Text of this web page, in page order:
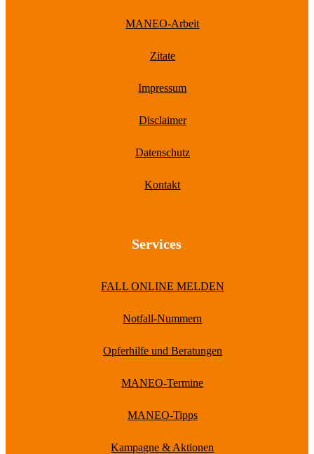
MANEO-Arbeit
Zitate
Impressum
Disclaimer
Datenschutz
Kontakt
Services
FALL ONLINE MELDEN
Notfall-Nummern
Opferhilfe und Beratungen
MANEO-Termine
MANEO-Tipps
Kampagne & Aktionen